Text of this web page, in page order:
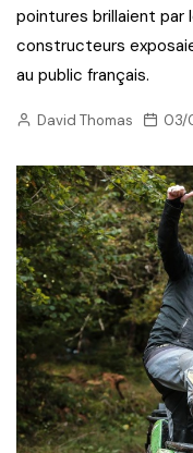
pointures brillaient par
constructeurs
au public français.
David Thomas 03/